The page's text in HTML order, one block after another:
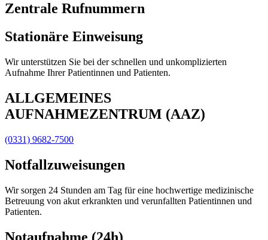
Zentrale Rufnummern
Stationäre Einweisung
Wir unterstützen Sie bei der schnellen und unkomplizierten
Aufnahme Ihrer Patientinnen und Patienten.
ALLGEMEINES
AUFNAHMEZENTRUM (AAZ)
(0331) 9682-7500
Notfallzuweisungen
Wir sorgen 24 Stunden am Tag für eine hochwertige medizinische
Betreuung von akut erkrankten und verunfallten Patientinnen und
Patienten.